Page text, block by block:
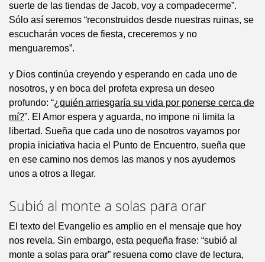
suerte de las tiendas de Jacob, voy a compadecerme”.
Sólo así seremos “reconstruidos desde nuestras ruinas, se
escucharán voces de fiesta, creceremos y no
menguaremos”.
y Dios continúa creyendo y esperando en cada uno de
nosotros, y en boca del profeta expresa un deseo
profundo: “¿quién arriesgaría su vida por ponerse cerca de
mí?”. El Amor espera y aguarda, no impone ni limita la
libertad. Sueña que cada uno de nosotros vayamos por
propia iniciativa hacia el Punto de Encuentro, sueña que
en ese camino nos demos las manos y nos ayudemos
unos a otros a llegar.
Subió al monte a solas para orar
El texto del Evangelio es amplio en el mensaje que hoy
nos revela. Sin embargo, esta pequeña frase: “subió al
monte a solas para orar” resuena como clave de lectura,